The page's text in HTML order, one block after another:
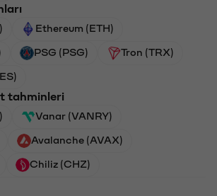
Ethereum (ETH)
PSG (PSG) Tron (TRX)
tahminleri
Vanar (VANRY)
Avalanche (AVAX)
Chiliz (CHZ)